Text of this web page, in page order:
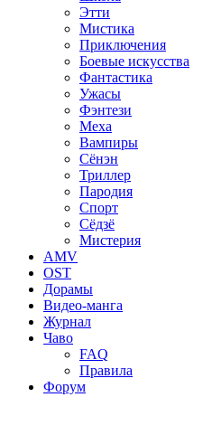
Этти
Мистика
Приключения
Боевые искусства
Фантастика
Ужасы
Фэнтези
Меха
Вампиры
Сёнэн
Триллер
Пародия
Спорт
Сёдзё
Мистерия
AMV
OST
Дорамы
Видео-манга
Журнал
Чаво
FAQ
Правила
Форум